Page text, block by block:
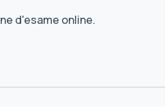
d'esame online.